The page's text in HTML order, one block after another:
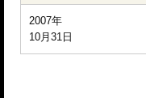
2007年
10月31日